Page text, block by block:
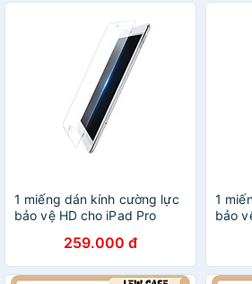
1 miếng dán kính cường lực
bảo vệ HD cho iPad Pro
115NI60502SP hàng chính
hãng
259.000 đ
1
bảo
hãng